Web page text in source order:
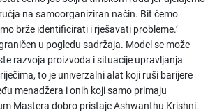
na samoorganiziran način. Bit ćemo
brže identificirati i rješavati probleme.’
u pogledu sadržaja. Model se može
razvoja proizvoda i situacije upravljanja
to je univerzalni alat koji ruši barijere
menadžera i onih koji samo primaju
Mastera dobro pristaje Ashwanthu Krishni.